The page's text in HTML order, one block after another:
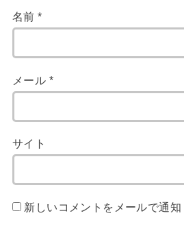
名前*
メール *
サイト
新しいコメントをメールで通知